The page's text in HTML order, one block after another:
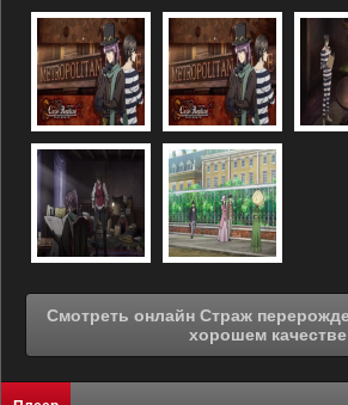
Смотреть онлайн Страж перерождения OVA (2018) в
хорошем качестве